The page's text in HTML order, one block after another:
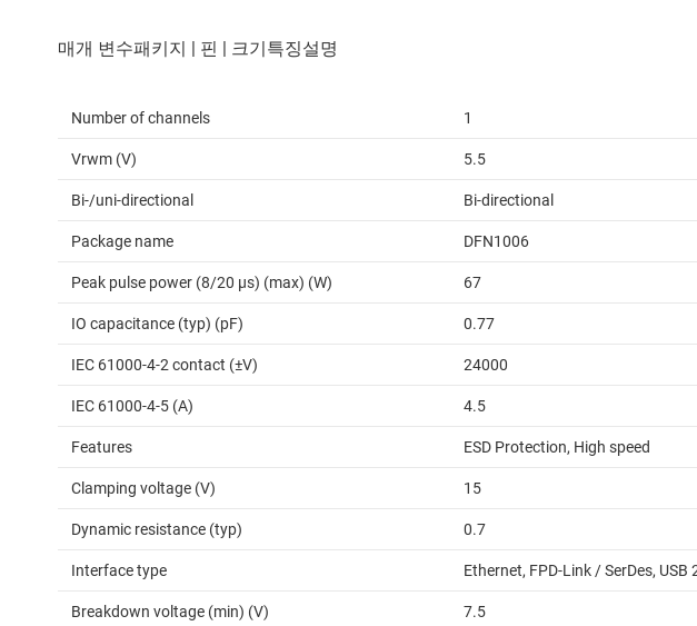
Number of channels 1
Vrwm (V) 5.5
Bi-/uni-directional Bi-directional
Package name DFN1006
Peak pulse power (8/20 μs) (max) (W) 67
IO capacitance (typ) (pF) 0.77
IEC 61000-4-2 contact (±V) 24000
IEC 61000-4-5 (A) 4.5
Features ESD Protection, High speed
Clamping voltage (V) 15
Dynamic resistance (typ) 0.7
Interface type Ethernet, FPD-Link / SerDes, USB
Breakdown voltage (min) (V) 7.5